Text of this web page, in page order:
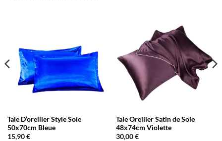
Taie D’oreiller Style Soie
50x70cm Bleue
15,90€
Taie Oreiller Satin de Soie
48x74cm Violette
30,00€